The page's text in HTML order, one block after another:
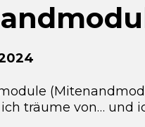
träume von… und